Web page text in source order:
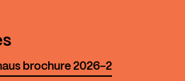
brochure 2026-2